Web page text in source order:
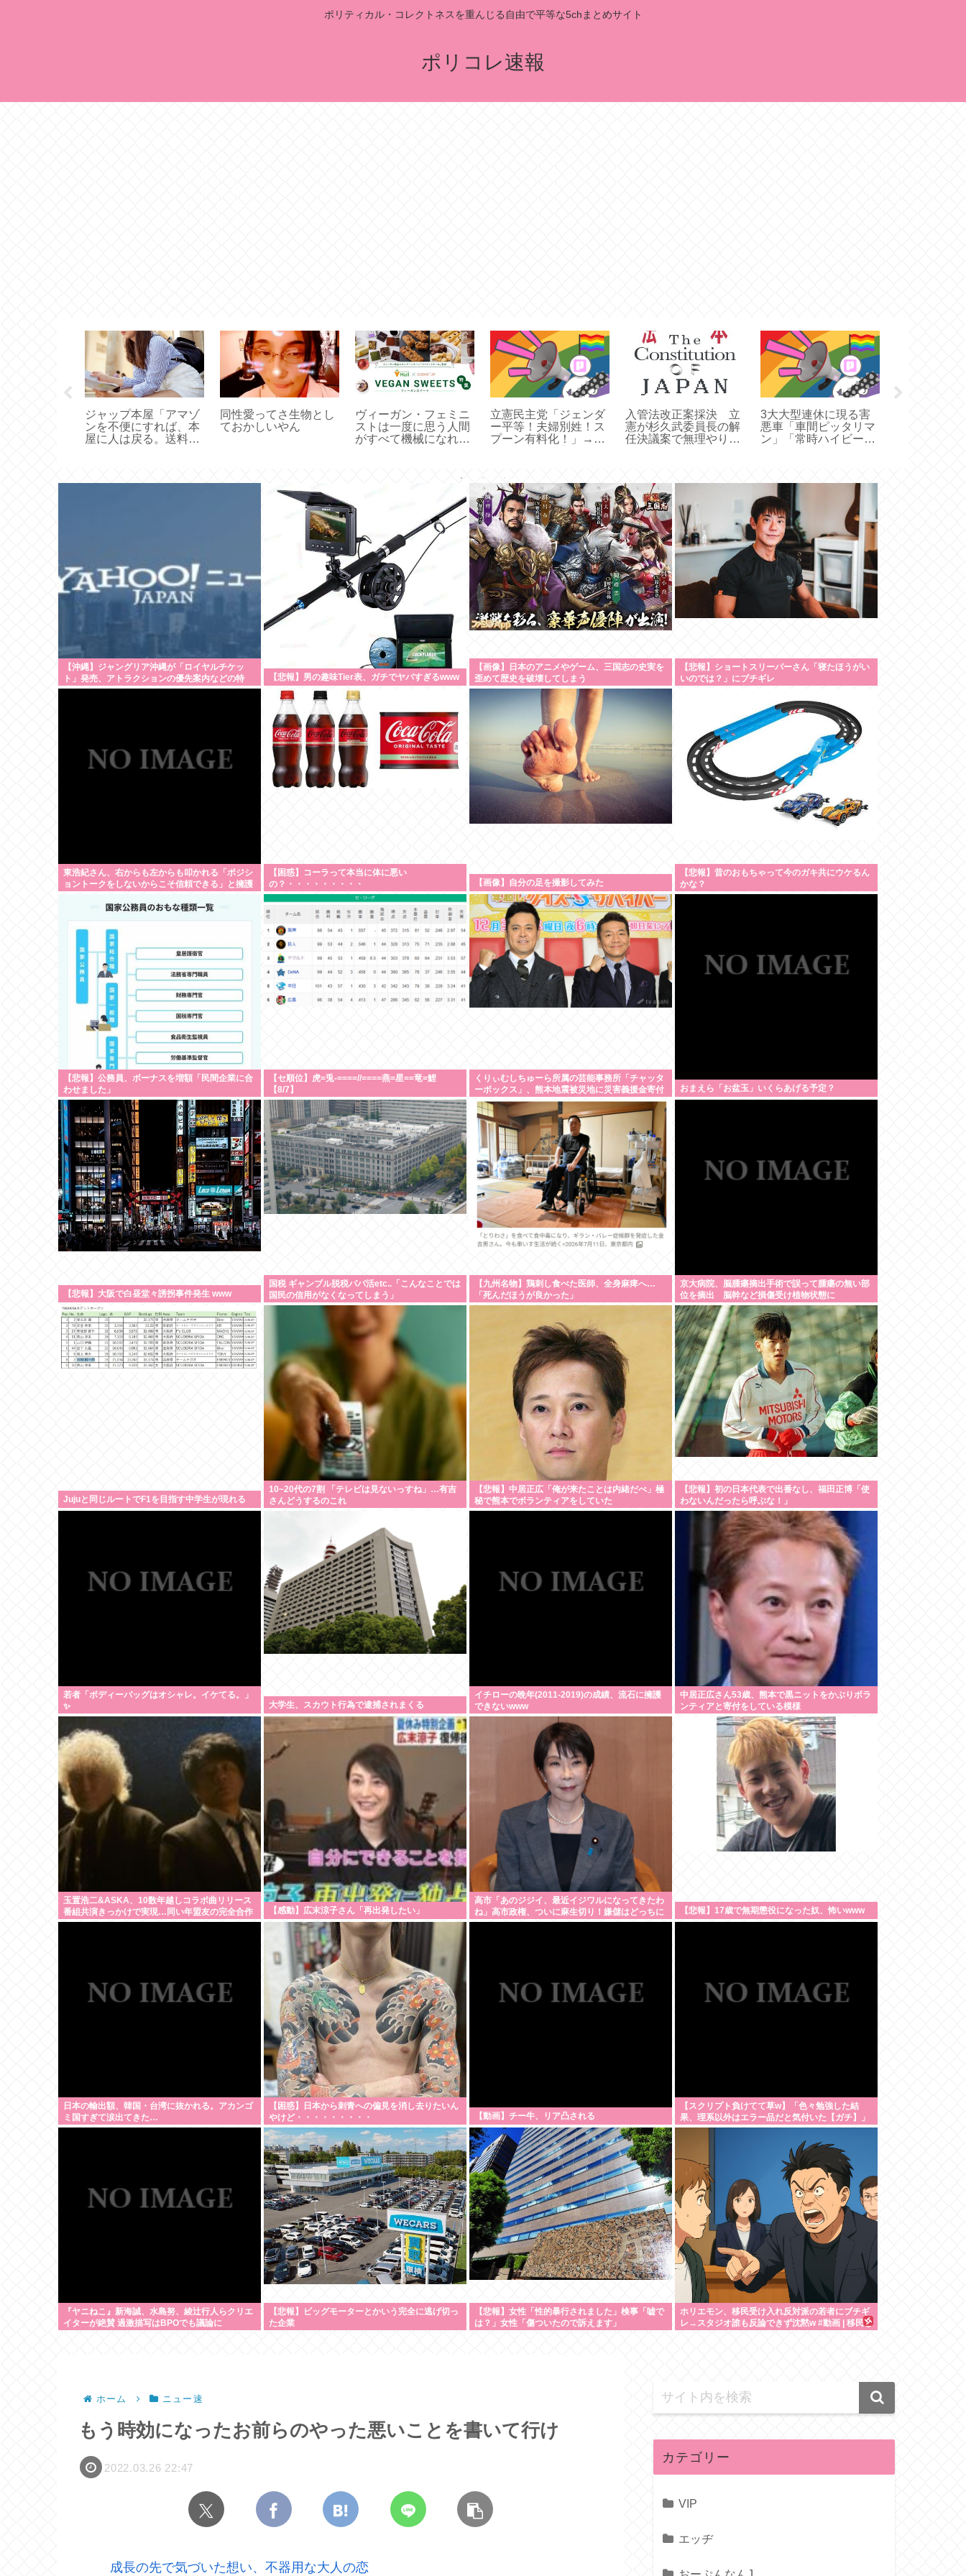
ポリティカル・コレクトネスを重んじる自由で平等な5chまとめサイト
ポリコレ速報
ジャップ本屋「アマゾ
ンを不便にすれば、本
屋に人は戻る。送料無
同性愛ってさ生物とし
ておかしいやん
ヴィーガン・フェミニ
ストは一度に思う人間
がすべて機械になれな
立憲民主党「ジェンダ
ー平等！夫婦別姓！ス
プーン有料化！」→こ
入管法改正案採決 立
憲が杉久武委員長の解
任決議案で無理やり止
3大大型連休に現る害
悪車「車間ピッタリマ
ン」「常時ハイビーム
【沖縄】ジャングリア沖縄が「ロイヤルチケッ
ト」発売、アトラクションの優先案内などの特
典…大人2万9700円
【悲報】男の趣味Tier表、ガチでヤバすぎるwww
【画像】日本のアニメやゲーム、三国志の史実を
歪めて歴史を破壊してしまう
【悲報】ショートスリーパーさん「寝たほうがい
いのでは？」にブチギレ
東浩紀さん、右からも左からも叩かれる「ポジシ
ョントークをしないからこそ信頼できる」と擁護
【困惑】コーラって本当に体に悪い
の？・・・・・・・・・
【画像】自分の足を撮影してみた
【悲報】昔のおもちゃって今のガキ共にウケるん
かな？
【悲報】公務員、ボーナスを増額「民間企業に合
わせました」
【セ順位】虎=兎-====//====燕=星==竜=鯉
【8/7】
くりぃむしちゅーら所属の芸能事務所「チャッタ
ーボックス」、熊本地震被災地に災害義援金寄付
を発表
おまえら「お盆玉」いくらあげる予定？
【悲報】大阪で白昼堂々誘拐事件発生 www
国税 ギャンブル脱税パパ活etc..「こんなことでは
国民の信用がなくなってしまう」
【九州名物】鶏刺し食べた医師、全身麻痺へ…
「死んだほうが良かった」
京大病院、脳腫瘍摘出手術で誤って腫瘍の無い部
位を摘出 脳幹など損傷受け植物状態に
Jujuと同じルートでF1を目指す中学生が現れる
10~20代の7割 「テレビは見ないっすね」…有吉
さんどうするのこれ
【悲報】中居正広「俺が来たことは内緒だべ」極
秘で熊本でボランティアをしていた
【悲報】初の日本代表で出番なし、福田正博「使
わないんだったら呼ぶな！」
若者「ボディーバッグはオシャレ。イケてる。」
✨
大学生、スカウト行為で逮捕されまくる
イチローの晩年(2011-2019)の成績、流石に擁護
できないwww
中居正広さん53歳、熊本で黒ニットをかぶりボラ
ンティアと寄付をしている模様
玉置浩二&ASKA、10数年越しコラボ曲リリース
番組共演きっかけで実現…同い年盟友の完全合作
【感動】広末涼子さん「再出発したい」
高市「あのジジイ、最近イジワルになってきたわ
ね」高市政権、ついに麻生切り！嫌儲はどっちに
つくの
【悲報】17歳で無期懲役になった奴、怖いwww
日本の輸出額、韓国・台湾に抜かれる。アカンゴ
ミ国すぎて涙出てきた…
【困惑】日本から刺青への偏見を消し去りたいん
やけど・・・・・・・・・
【動画】チー牛、リア凸される
【スクリプト負けてて草w】「色々勉強した結
果、理系以外はエラー品だと気付いた【ガチ】」
について、もっと具体的に話そうか
『ヤニねこ』新海誠、水島努、綾辻行人らクリエ
イターが絶賛 過激描写はBPOでも議論に
【悲報】ビッグモーターとかいう完全に逃げ切っ
た企業
【悲報】女性「性的暴行されました」検事「嘘で
は？」女性「傷ついたので訴えます」
ホリエモン、移民受け入れ反対派の若者にブチギ
レ→スタジオ誰も反論できず沈黙w #動画 | 移民じ
ホーム ニュー速
もう時効になったお前らのやった悪いことを書いて行け
2022.03.26 22:47
成長の先で気づいた想い、不器用な大人の恋
カテゴリー
VIP
エッヂ